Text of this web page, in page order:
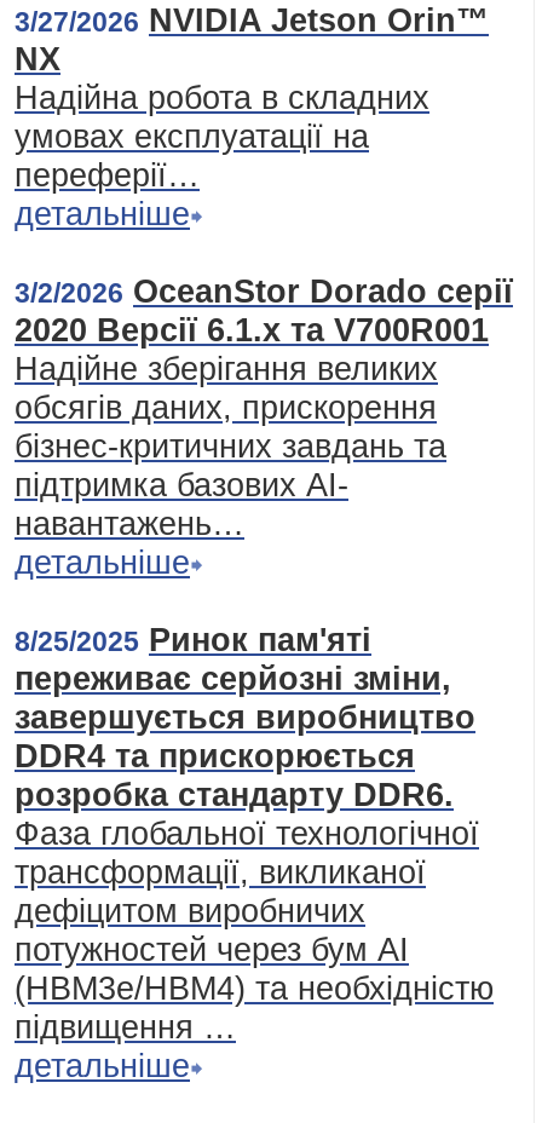
3/27/2026 NVIDIA Jetson Orin™
NX
Надійна робота в складних
умовах експлуатації на
переферії…
детальніше
3/2/2026 OceanStor Dorado серії
2020 Версії 6.1.x та V700R001
Надійне зберігання великих
обсягів даних, прискорення
бізнес-критичних завдань та
підтримка базових AI-
навантажень…
детальніше
8/25/2025 Ринок пам'яті
переживає серйозні зміни,
завершується виробництво
DDR4 та прискорюється
розробка стандарту DDR6.
Фаза глобальної технологічної
трансформації, викликаної
дефіцитом виробничих
потужностей через бум АІ
(HBM3e/HBM4) та необхідністю
підвищення …
детальніше